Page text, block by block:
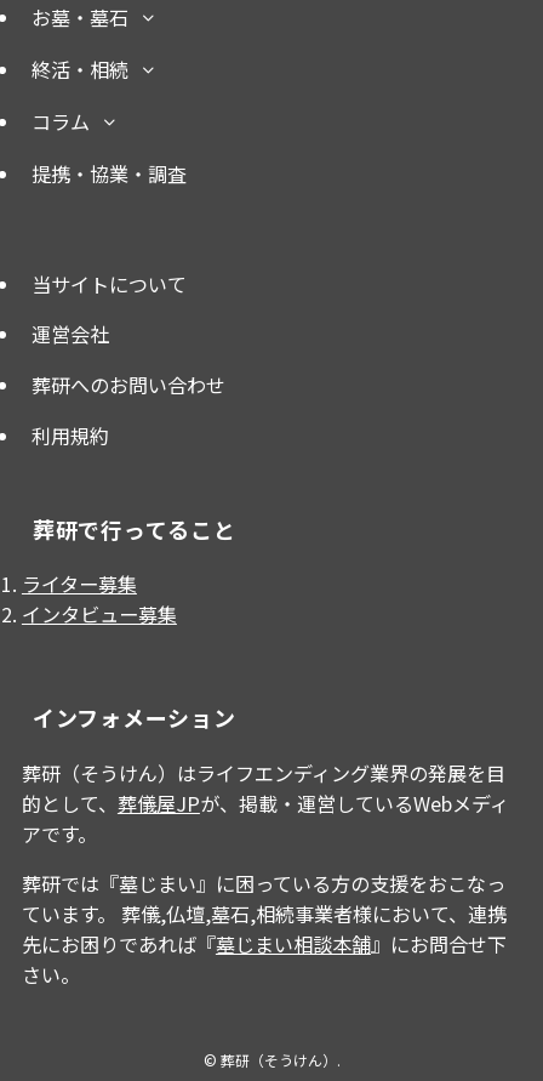
お墓・墓石
終活・相続
コラム
提携・協業・調査
当サイトについて
運営会社
葬研へのお問い合わせ
利用規約
葬研で行ってること
ライター募集
インタビュー募集
インフォメーション
葬研（そうけん）はライフエンディング業界の発展を目
的として、 葬儀屋JPが、掲載・運営しているWebメディ
アです。
葬研では『墓じまい』に困っている方の支援をおこなっ
ています。 葬儀,仏壇,墓石,相続事業者様において、連携
先にお困りであれば『墓じまい相談本舗』にお問合せ下
さい。
© 葬研（そうけん）.